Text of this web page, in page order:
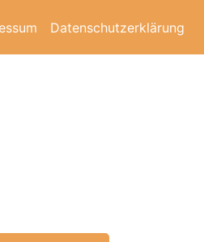
Datenschutzerklärung